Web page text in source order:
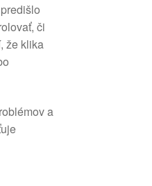
či
že klika
a